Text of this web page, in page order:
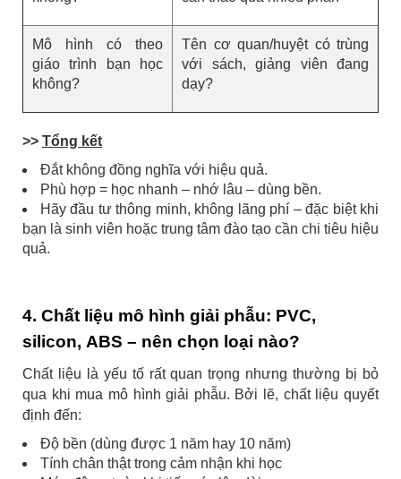
Mô hình có theo
giáo trình bạn học
không?
Tên cơ quan/huyệt có trùng
với sách, giảng viên đang
dạy?
>> Tổng kết
Đắt không đồng nghĩa với hiệu quả.
Phù hợp = học nhanh – nhớ lâu – dùng bền.
Hãy đầu tư thông minh, không lãng phí – đặc biệt khi
bạn là sinh viên hoặc trung tâm đào tạo cần chi tiêu hiệu
quả.
4. Chất liệu mô hình giải phẫu: PVC,
silicon, ABS – nên chọn loại nào?
Chất liệu là yếu tố rất quan trọng nhưng thường bị bỏ
qua khi mua mô hình giải phẫu. Bởi lẽ, chất liệu quyết
định đến:
Độ bền (dùng được 1 năm hay 10 năm)
Tính chân thật trong cảm nhận khi học